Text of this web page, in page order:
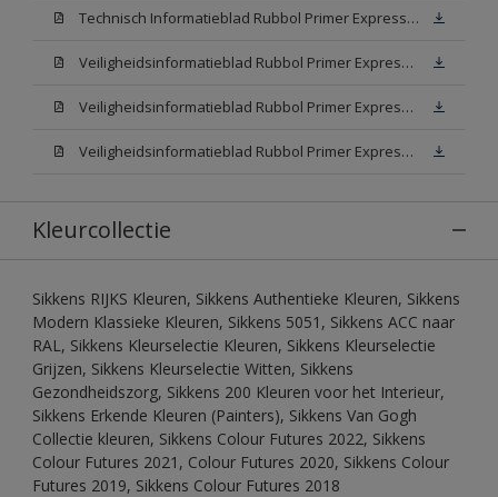
Technisch Informatieblad Rubbol Primer Express (PDF)
Veiligheidsinformatieblad Rubbol Primer Express White (MSDS)
Veiligheidsinformatieblad Rubbol Primer Express W05 (MSDS)
Veiligheidsinformatieblad Rubbol Primer Express N00 (MSDS)
Kleurcollectie
Sikkens RIJKS Kleuren, Sikkens Authentieke Kleuren, Sikkens
Modern Klassieke Kleuren, Sikkens 5051, Sikkens ACC naar
RAL, Sikkens Kleurselectie Kleuren, Sikkens Kleurselectie
Grijzen, Sikkens Kleurselectie Witten, Sikkens
Gezondheidszorg, Sikkens 200 Kleuren voor het Interieur,
Sikkens Erkende Kleuren (Painters), Sikkens Van Gogh
Collectie kleuren, Sikkens Colour Futures 2022, Sikkens
Colour Futures 2021, Colour Futures 2020, Sikkens Colour
Futures 2019, Sikkens Colour Futures 2018